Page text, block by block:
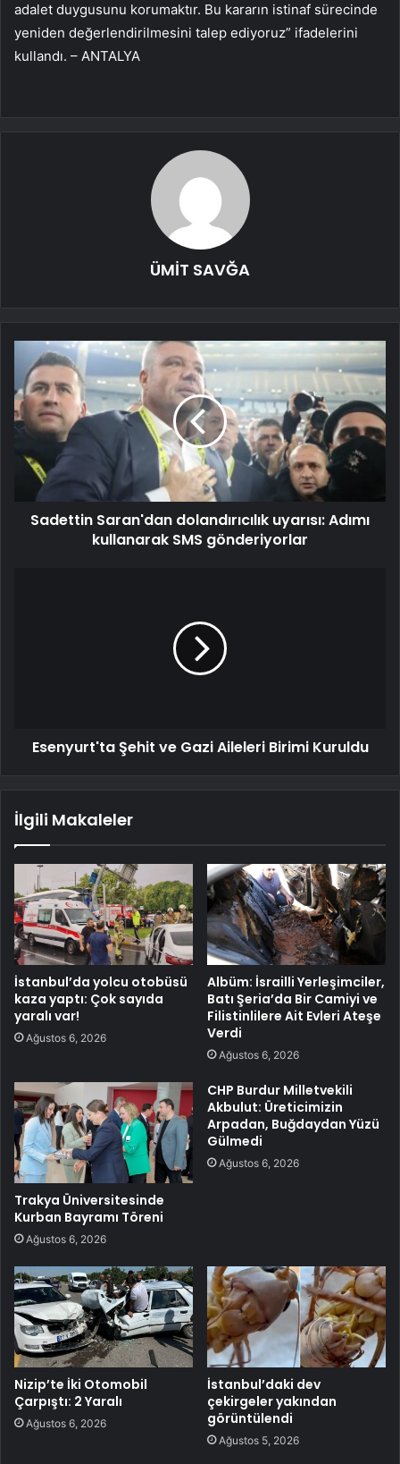
adalet duygusunu korumaktır. Bu kararın istinaf sürecinde
yeniden değerlendirilmesini talep ediyoruz” ifadelerini
kullandı. – ANTALYA
ÜMİT SAVĞA
Sadettin Saran'dan dolandırıcılık uyarısı: Adımı
kullanarak SMS gönderiyorlar
Esenyurt'ta Şehit ve Gazi Aileleri Birimi Kuruldu
İlgili Makaleler
İstanbul’da yolcu otobüsü
kaza yaptı: Çok sayıda
yaralı var!
Ağustos 6, 2026
Albüm: İsrailli Yerleşimciler,
Batı Şeria’da Bir Camiyi ve
Filistinlilere Ait Evleri Ateşe
Verdi
Ağustos 6, 2026
Trakya Üniversitesinde
Kurban Bayramı Töreni
Ağustos 6, 2026
CHP Burdur Milletvekili
Akbulut: Üreticimizin
Arpadan, Buğdaydan Yüzü
Gülmedi
Ağustos 6, 2026
Nizip’te İki Otomobil
Çarpıştı: 2 Yaralı
Ağustos 6, 2026
İstanbul’daki dev
çekirgeler yakından
görüntülendi
Ağustos 5, 2026